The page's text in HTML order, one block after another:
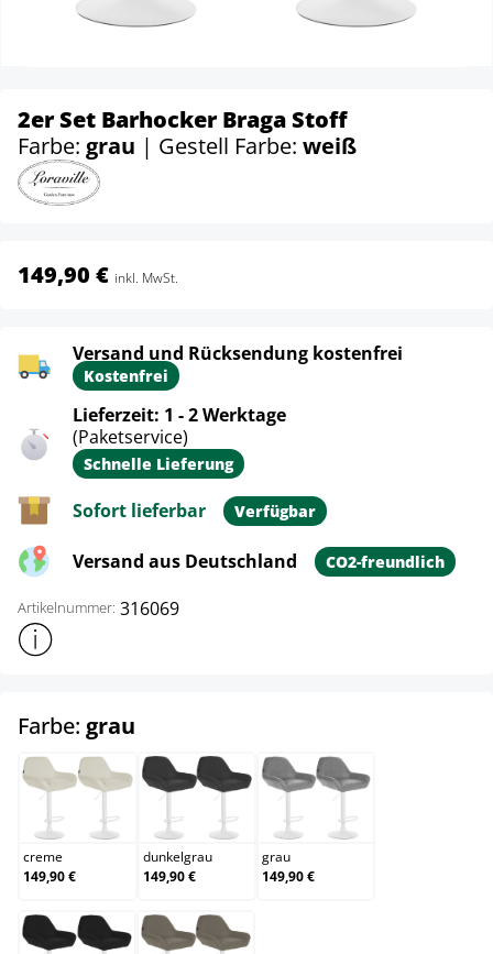
2er Set Barhocker Braga Stoff
Farbe: grau | Gestell Farbe: weiß
149,90 € inkl. MwSt.
Versand und Rücksendung kostenfrei
Kostenfrei
Lieferzeit: 1 - 2 Werktage
(Paketservice)
Schnelle Lieferung
Sofort lieferbar Verfügbar
Versand aus Deutschland CO2-freundlich
Artikelnummer: 316069
Weitere Produktinformationen anzeigen
Farbe: grau
creme
149,90 €
dunkelgrau
149,90 €
grau
149,90 €